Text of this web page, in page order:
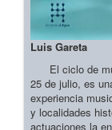
Luis Gareta
El ciclo de
25 de julio, es
experiencia
y localidades
actuaciones la